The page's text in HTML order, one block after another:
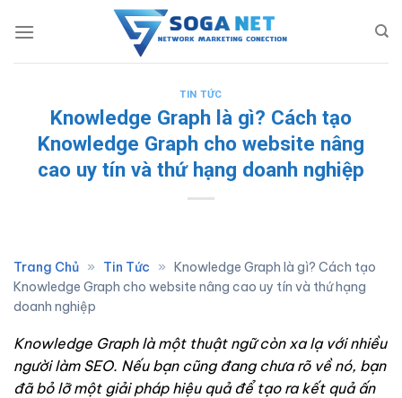
TIN TỨC
Knowledge Graph là gì? Cách tạo
Knowledge Graph cho website nâng
cao uy tín và thứ hạng doanh nghiệp
Trang Chủ » Tin Tức » Knowledge Graph là gì? Cách tạo
Knowledge Graph cho website nâng cao uy tín và thứ hạng
doanh nghiệp
Knowledge Graph là một thuật ngữ còn xa lạ với nhiều
người làm SEO. Nếu bạn cũng đang chưa rõ về nó, bạn
đã bỏ lỡ một giải pháp hiệu quả để tạo ra kết quả ấn